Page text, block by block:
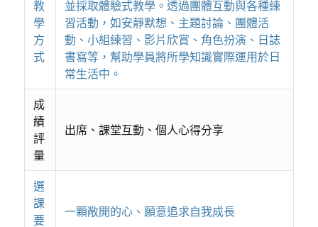
教
學
方
式
並採取體驗式教學。透過團體互動與各種練
習活動，如安靜默想、主題討論、團體活
動、小組練習、影片欣賞、角色扮演、日誌
書寫等，幫助學員將所學知識實際運用於日
常生活中。
成
績
評
量
出席、課堂互動、個人心得分享
選
課
要
一顆敞開的心、願意追求自我成長